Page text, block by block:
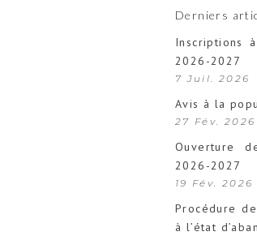
Derniers
Inscriptions
2026-2027
7 Juil. 2026
Avis à la
27 Fév. 2026
Ouverture
2026-2027
19 Fév. 2026
Procédure
à l’état